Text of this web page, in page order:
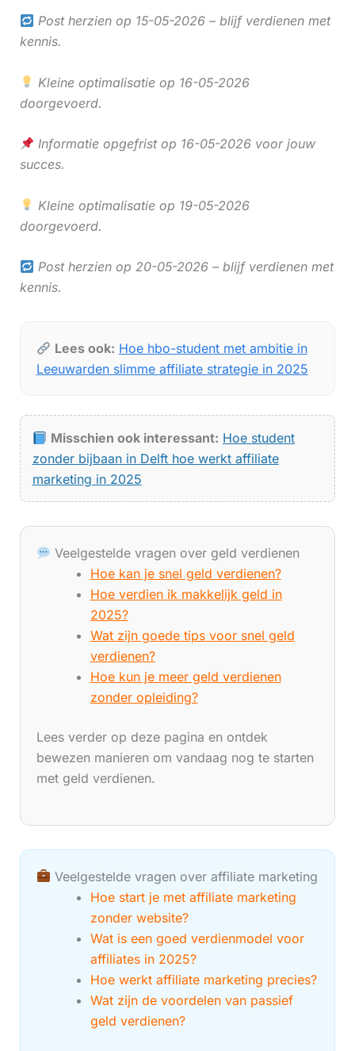
Post herzien op 15-05-2026 – blijf verdienen met
kennis.
Kleine optimalisatie op 16-05-2026
doorgevoerd.
Informatie opgefrist op 16-05-2026 voor jouw
succes.
Kleine optimalisatie op 19-05-2026
doorgevoerd.
Post herzien op 20-05-2026 – blijf verdienen met
kennis.
Lees ook: Hoe hbo-student met ambitie in
Leeuwarden slimme affiliate strategie in 2025
Misschien ook interessant: Hoe student
zonder bijbaan in Delft hoe werkt affiliate
marketing in 2025
Veelgestelde vragen over geld verdienen
Hoe kan je snel geld verdienen?
Hoe verdien ik makkelijk geld in
2025?
Wat zijn goede tips voor snel geld
verdienen?
Hoe kun je meer geld verdienen
zonder opleiding?
Lees verder op deze pagina en ontdek
bewezen manieren om vandaag nog te starten
met geld verdienen.
Veelgestelde vragen over affiliate marketing
Hoe start je met affiliate marketing
zonder website?
Wat is een goed verdienmodel voor
affiliates in 2025?
Hoe werkt affiliate marketing precies?
Wat zijn de voordelen van passief
geld verdienen?